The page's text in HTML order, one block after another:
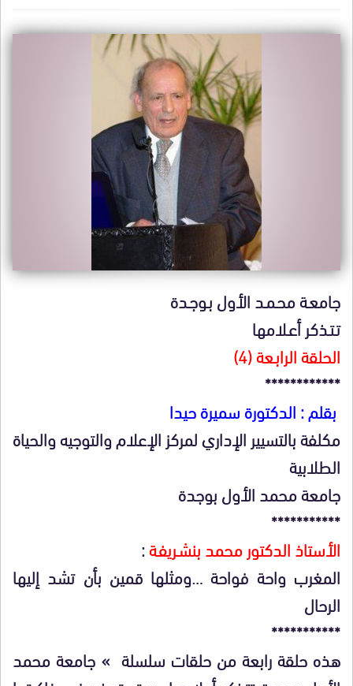
جامعـة محـمـد الأول بـوجـدة
تـتـذكر أعـلامها
الحلقة الرابـعة (4)
************
بقلم : الدكتورة سميرة حيدا
مكلفة بالتسيير الإداري لمركز الإعلام والتوجيه والحياة
الطلابية
جامعة محمد الأول بوجدة
***********
الأستاذ الدكتور محمد بنشـريفـة:
المغرب واحة فواحة …ومثلها قمين بأن تشد إليها
الرحال
***********
هذه حلقة رابعة من حلقات سلسلة » جامعة محمد